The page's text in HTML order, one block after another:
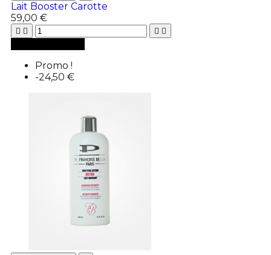
Lait Booster Carotte
59,00 €
   
Promo !
-24,50 €